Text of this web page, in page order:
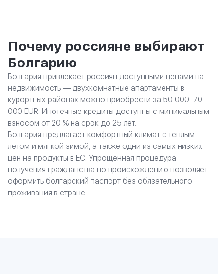
Почему россияне выбирают
Болгарию
Болгария привлекает россиян доступными ценами на
недвижимость — двухкомнатные апартаменты в
курортных районах можно приобрести за 50 000–70
000 EUR. Ипотечные кредиты доступны с минимальным
взносом от 20 % на срок до 25 лет.
Болгария предлагает комфортный климат с теплым
летом и мягкой зимой, а также одни из самых низких
цен на продукты в ЕС. Упрощенная процедура
получения гражданства по происхождению позволяет
оформить болгарский паспорт без обязательного
проживания в стране.